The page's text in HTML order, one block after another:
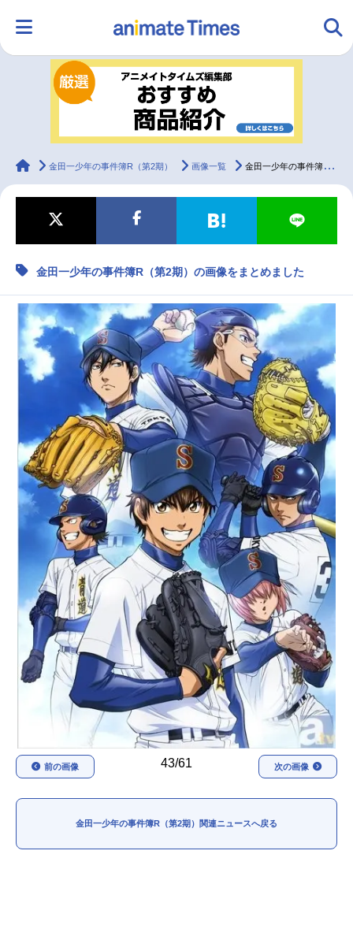
ランキング アニメ
ラジオ
マンガ・ラノベ ゲーム・アプリ 音楽 コスプレ
2.5次元 配信・Vtuber トレンド 無料マンガ
最新記事一覧
アニメ記事一覧 声優記事一覧
アニメ映画一覧 実写化映画一覧
今期アニメ曜日別一覧
春アニメ 夏アニメ
秋アニメ 冬アニメ
男性声優/女性声優一覧
FOLLOW US
animateTimes
金田一少年の事件簿R（第2期） 画像一覧 金田一少年の事件簿R（第2期）の画像をまとめました
金田一少年の事件簿R（第2期）の画像をまとめました
43/61
前の画像 次の画像
金田一少年の事件簿R（第2期）関連ニュースへ戻る